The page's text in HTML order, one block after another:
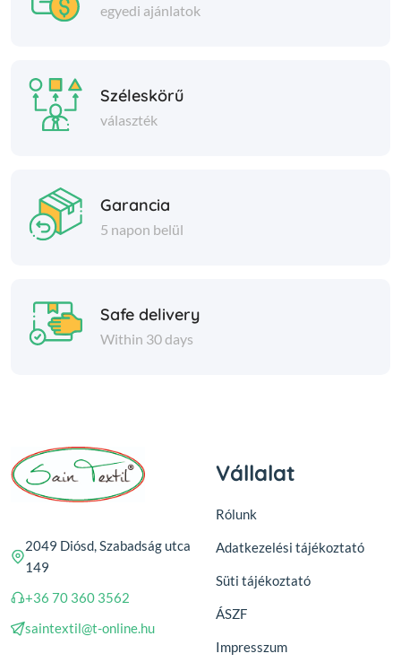
egyedi ajánlatok
Széleskörű
választék
Garancia
5 napon belül
Safe delivery
Within 30 days
2049 Diósd, Szabadság utca
149
+36 70 360 3562
saintextil@t-online.hu
Vállalat
Rólunk
Adatkezelési tájékoztató
Süti tájékoztató
ÁSZF
Impresszum